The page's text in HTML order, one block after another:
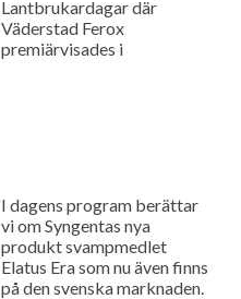
Lantbrukardagar där
Väderstad Ferox
premiärvisades i
I dagens program berättar
vi om Syngentas nya
produkt svampmedlet
Elatus Era som nu även finns
på den svenska marknaden.